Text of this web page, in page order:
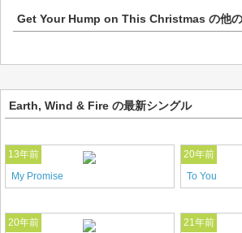
Get Your Hump on This Christmas の他
Earth, Wind & Fire の最新シングル
13年前
My Promise
20年前
To You
20年前
21年前